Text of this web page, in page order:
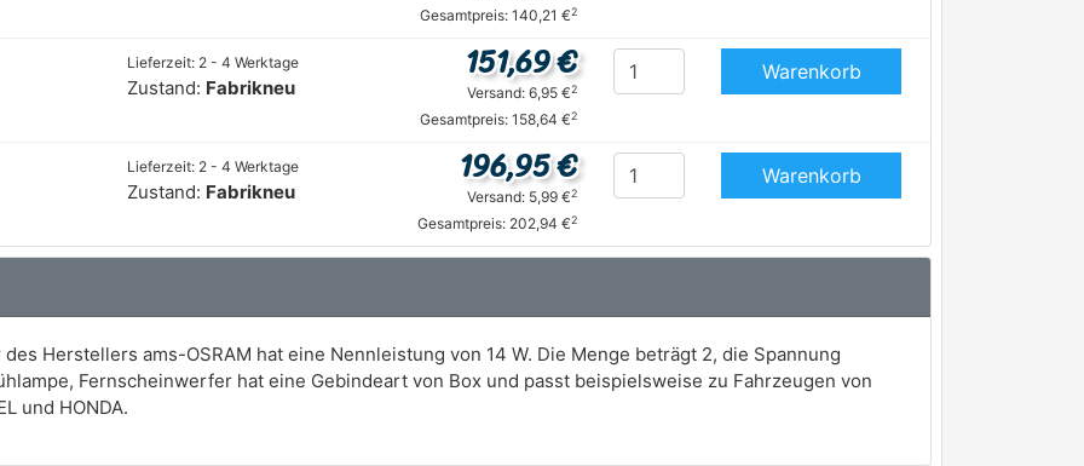
Gesamtpreis: 140,21 €2
Lieferzeit: 2 - 4 Werktage
Zustand: Fabrikneu
151,69 €
Versand: 6,95 €2
Gesamtpreis: 158,64 €2
Warenkorb
Lieferzeit: 2 - 4 Werktage
Zustand: Fabrikneu
196,95 €
Versand: 5,99 €2
Gesamtpreis: 202,94 €2
Warenkorb
Herstellers ams-OSRAM hat eine Nennleistung von 14 W. Die Menge beträgt 2, die Spannung
Fernscheinwerfer hat eine Gebindeart von Box und passt beispielsweise zu Fahrzeugen von
und HONDA.